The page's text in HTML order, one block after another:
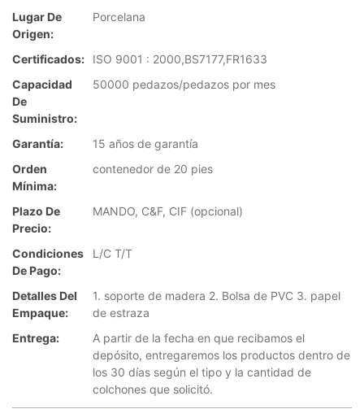
Lugar De
Origen:
Porcelana
Certificados:
ISO 9001 : 2000,BS7177,FR1633
Capacidad
De
Suministro:
50000 pedazos/pedazos por mes
Garantía:
15 años de garantía
Orden
Mínima:
contenedor de 20 pies
Plazo De
Precio:
MANDO, C&F, CIF (opcional)
Condiciones
De Pago:
L/C T/T
Detalles Del
Empaque:
1. soporte de madera 2. Bolsa de PVC 3. papel
de estraza
Entrega:
A partir de la fecha en que recibamos el
depósito, entregaremos los productos dentro de
los 30 días según el tipo y la cantidad de
colchones que solicitó.